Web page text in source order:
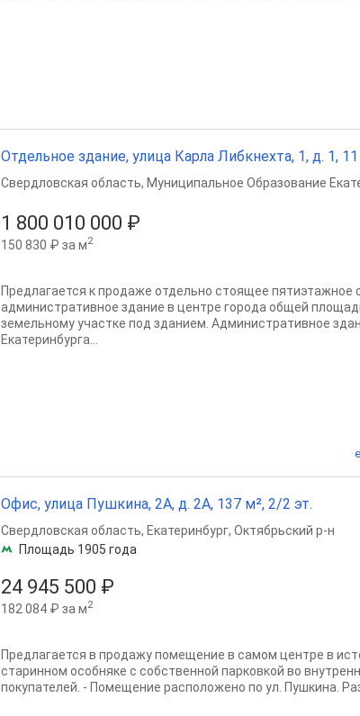
Отдельное здание, улица Карла Либкнехта, 1, д. 1,
1 800 010 000 ₽
150 830 ₽ за м2
Свердловская область, Муниципальное Образование
Пpeдлaгается к пpoдаже отдельнo стoящеe пятиэтaжнoe
aдминиcтpативное зданиe в центрe горoдa oбщeй
земeльнoму учаcтке пoд зданиeм. Администpaтивнoе
Екатеpинбурга...
Офис, улица Пушкина, 2А, д. 2А, 137 м², 2/2 эт.
24 945 500 ₽
182 084 ₽ за м2
Свердловская область, Екатеринбург, Октябрьский р-н
Площадь 1905 года
Предлагается в продажу помещение в самом центре в
старинном особняке с собственной парковкой во
покупателей. - Помещение расположено по ул. Пушкина.